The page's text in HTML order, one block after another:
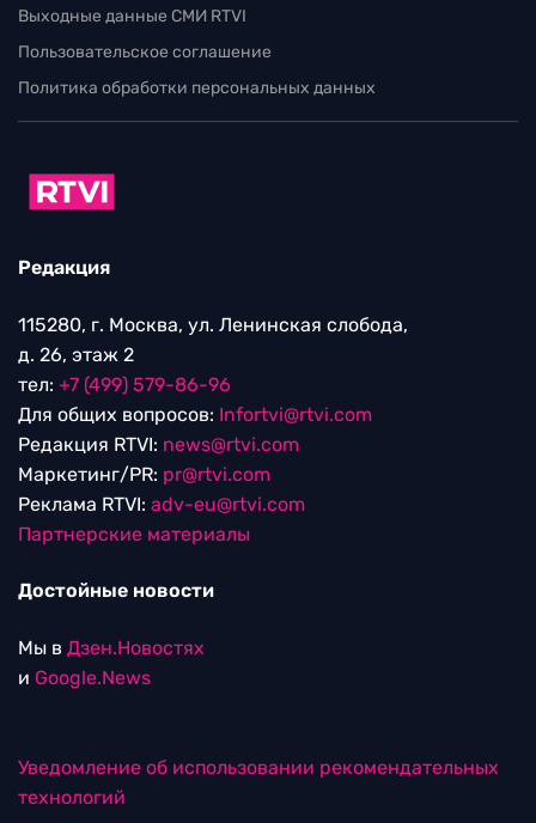
Выходные данные СМИ RTVI
Пользовательское соглашение
Политика обработки персональных данных
Редакция
115280, г. Москва, ул. Ленинская слобода,
д. 26, этаж 2
тел: +7 (499) 579-86-96
Для общих вопросов: Infortvi@rtvi.com
Редакция RTVI: news@rtvi.com
Маркетинг/PR: pr@rtvi.com
Реклама RTVI: adv-eu@rtvi.com
Партнерские материалы
Достойные новости
Мы в Дзен.Новостях
и Google.News
Уведомление об использовании рекомендательных
технологий